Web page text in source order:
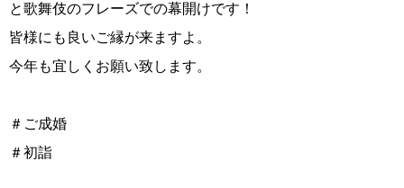
鹿児島店
と歌舞伎のフレーズでの幕開けです！
皆様にも良いご縁が来ますよ。
今年も宜しくお願い致します。
＃ご成婚
＃初詣